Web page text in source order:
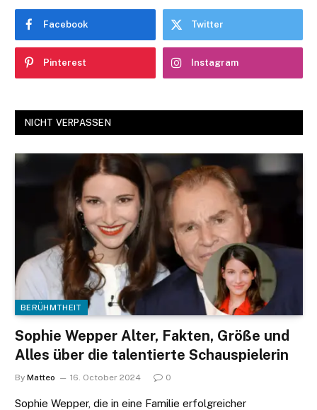
Facebook Twitter
Pinterest Instagram
NICHT VERPASSEN
BERÜHMTHEIT
Sophie Wepper Alter, Fakten, Größe und
Alles über die talentierte Schauspielerin
By Matteo 16. October 2024 0
Sophie Wepper, die in eine Familie erfolgreicher